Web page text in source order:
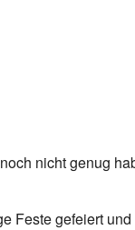
nicht genug
Feste gefeiert